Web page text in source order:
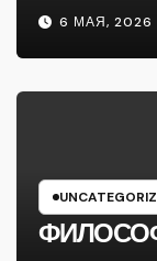
6 МАЯ, 2026